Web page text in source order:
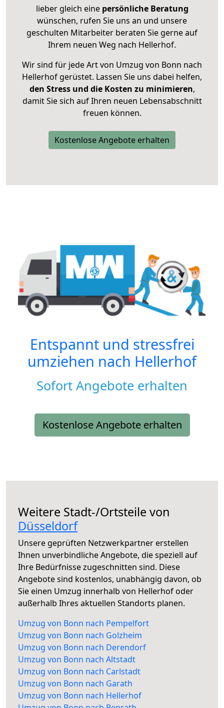
lieber gleich eine persönliche Beratung
wünschen, rufen Sie uns an und unsere
geschulten Mitarbeiter beraten Sie gerne auf
Ihrem neuen Weg nach Hellerhof.
Wir sind für jede Art von Umzug von Bonn nach
Hellerhof gerüstet. Lassen Sie uns dabei helfen,
den Stress und die Kosten zu minimieren,
damit Sie sich auf Ihren neuen Lebensabschnitt
freuen können.
Kostenlose Angebote erhalten
Entspannt und stressfrei
umziehen nach Hellerhof
Sofort Angebote erhalten
Kostenlose Angebote erhalten
Weitere Stadt-/Ortsteile von
Düsseldorf
Unsere geprüften Netzwerkpartner erstellen
Ihnen unverbindliche Angebote, die speziell auf
Ihre Bedürfnisse zugeschnitten sind. Diese
Angebote sind kostenlos, unabhängig davon, ob
Sie einen Umzug innerhalb von Hellerhof oder
außerhalb Ihres aktuellen Standorts planen.
Umzug von Bonn nach Pempelfort
Umzug von Bonn nach Golzheim
Umzug von Bonn nach Derendorf
Umzug von Bonn nach Altstadt
Umzug von Bonn nach Carlstadt
Umzug von Bonn nach Garath
Umzug von Bonn nach Hellerhof